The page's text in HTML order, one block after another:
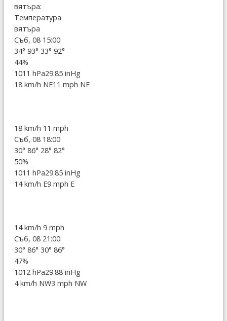
вятъра:
Температура
вятъра
Съб, 08 15:00
34° 93° 33° 92°
44%
1011 hPa29.85 inHg
18 km/h NE11 mph NE
18 km/h 11 mph
Съб, 08 18:00
30° 86° 28° 82°
50%
1011 hPa29.85 inHg
14 km/h E9 mph E
14 km/h 9 mph
Съб, 08 21:00
30° 86° 30° 86°
47%
1012 hPa29.88 inHg
4 km/h NW3 mph NW